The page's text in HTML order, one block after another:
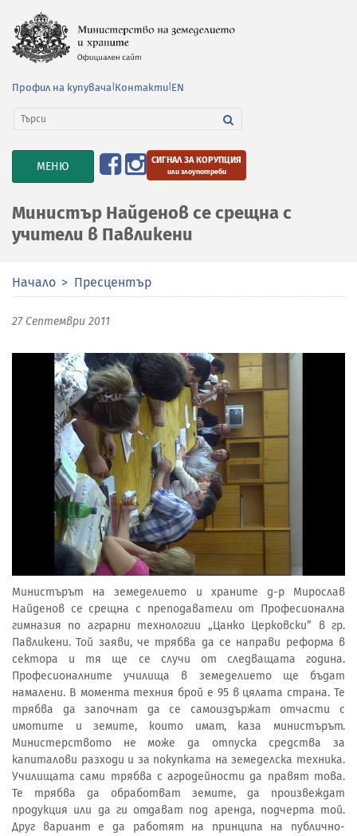
Профил на купувача Контакти EN
TOGGLE
NAVIGATION
МЕНЮ СИГНАЛ ЗА КОРУПЦИЯ
или злоупотреби
Министър Найденов се срещна с
учители в Павликени
Начало Пресцентър
27 Септември 2011
Министърът на земеделието и храните д-р Мирослав
Найденов се срещна с преподаватели от Професионална
гимназия по аграрни технологии „Цанко Церковски” в гр.
Павликени. Той заяви, че трябва да се направи реформа в
сектора и тя ще се случи от следващата година.
Професионалните училища в земеделието ще бъдат
намалени. В момента техния брой е 95 в цялата страна. Те
трябва да започнат да се самоиздържат отчасти с
имотите и земите, които имат, каза министърът.
Министерството не може да отпуска средства за
капиталови разходи и за покупката на земеделска техника.
Училищата сами трябва с агродейности да правят това.
Те трябва да обработват земите, да произвеждат
продукция или да ги отдават под аренда, подчерта той.
Друг вариант е да работят на принципа на публично-